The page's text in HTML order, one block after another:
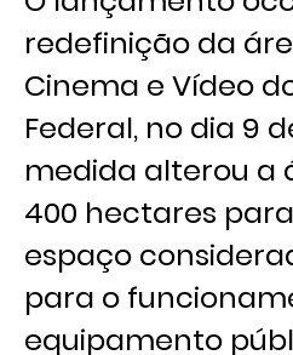
redefinição da
Cinema e Vídeo
Federal, no dia 9
medida alterou a
400 hectares
espaço
para o
equipamento